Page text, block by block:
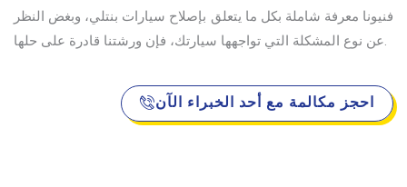
فنيونا معرفة شاملة بكل ما يتعلق بإصلاح سيارات بنتلي، وبغض النظر
عن نوع المشكلة التي تواجهها سيارتك، فإن ورشتنا قادرة على حلها.
احجز مكالمة مع أحد الخبراء الآن